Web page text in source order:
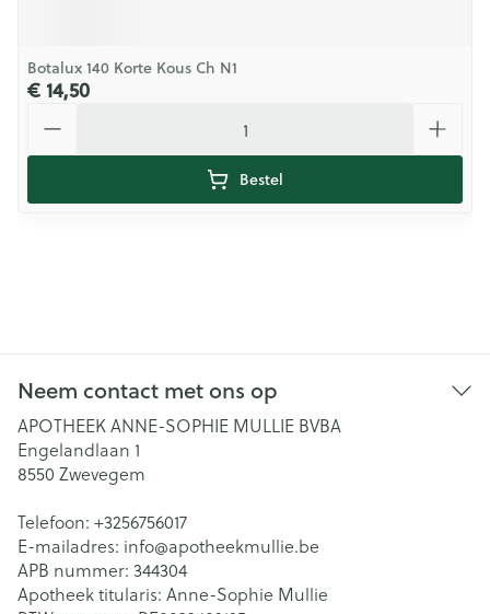
Botalux 140 Korte Kous Ch N1
€ 14,50
Bestel
Neem contact met ons op
APOTHEEK ANNE-SOPHIE MULLIE BVBA
Engelandlaan 1
8550 Zwevegem
Telefoon: +3256756017
E-mailadres: info@apotheekmullie.be
APB nummer: 344304
Apotheek titularis: Anne-Sophie Mullie